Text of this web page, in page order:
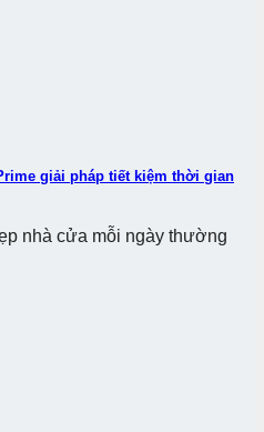
giải pháp tiết kiệm thời gian
nhà cửa mỗi ngày thường